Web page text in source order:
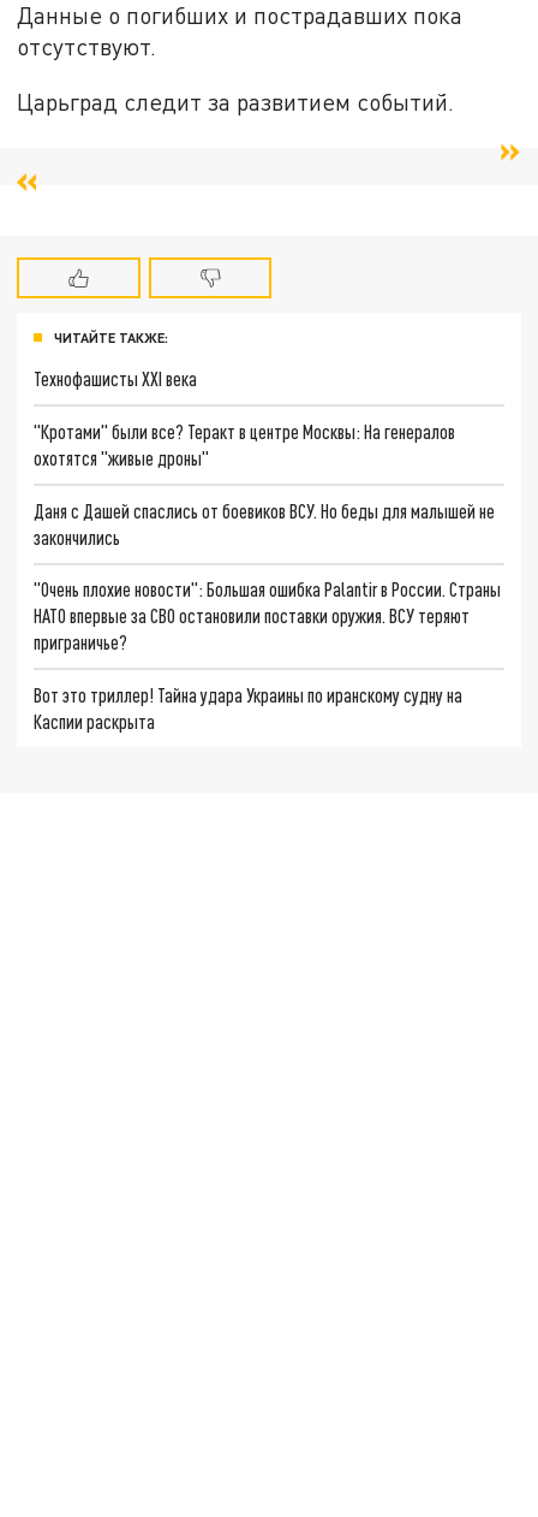
Данные о погибших и пострадавших пока
отсутствуют.
Царьград следит за развитием событий.
ЧИТАЙТЕ ТАКЖЕ:
Технофашисты XXI века
"Кротами" были все? Теракт в центре Москвы: На генералов
охотятся "живые дроны"
Даня с Дашей спаслись от боевиков ВСУ. Но беды для малышей не
закончились
"Очень плохие новости": Большая ошибка Palantir в России. Страны
НАТО впервые за СВО остановили поставки оружия. ВСУ теряют
приграничье?
Вот это триллер! Тайна удара Украины по иранскому судну на
Каспии раскрыта